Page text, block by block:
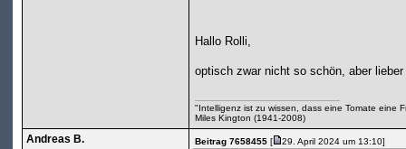
Hallo Rolli,
optisch zwar nicht so schön, aber
"Intelligenz ist zu wissen, dass eine Tomate eine
Miles Kington (1941-2008)
Andreas B. Beitrag 7658455[ 29. April 2024 um 13:10]